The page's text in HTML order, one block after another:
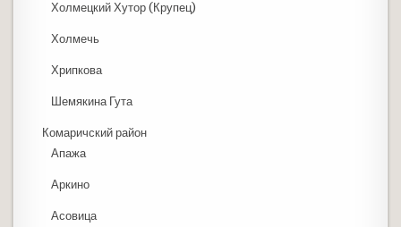
Холмецкий Хутор (Крупец)
Холмечь
Хрипкова
Шемякина Гута
Комаричский район
Апажа
Аркино
Асовица